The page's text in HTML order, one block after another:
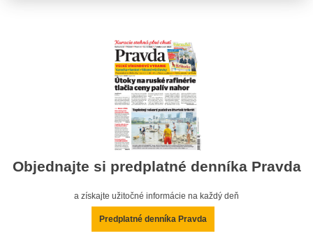
Objednajte si predplatné denníka Pravda
a získajte užitočné informácie na každý deň
Predplatné denníka Pravda